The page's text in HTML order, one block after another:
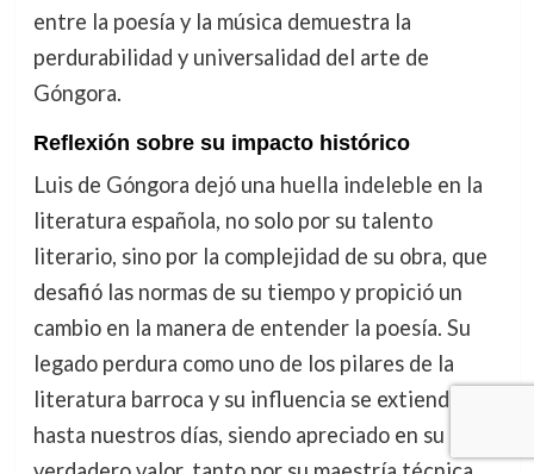
entre la poesía y la música demuestra la
perdurabilidad y universalidad del arte de
Góngora.
Reflexión sobre su impacto histórico
Luis de Góngora dejó una huella indeleble en la
literatura española, no solo por su talento
literario, sino por la complejidad de su obra, que
desafió las normas de su tiempo y propició un
cambio en la manera de entender la poesía. Su
legado perdura como uno de los pilares de la
literatura barroca y su influencia se extiende
hasta nuestros días, siendo apreciado en su